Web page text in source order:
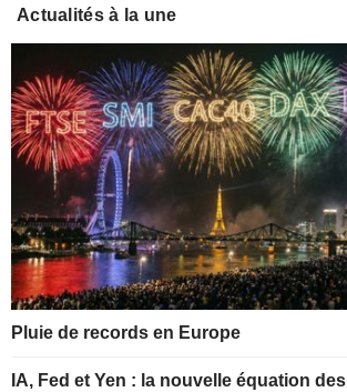
Actualités à la une
Pluie de records en Europe
IA, Fed et Yen : la nouvelle équation des